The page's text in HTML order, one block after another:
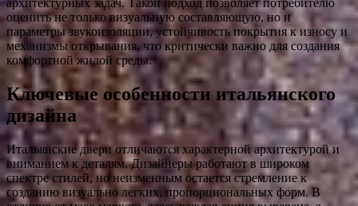
архитектурных задач. Такой подход позволяет потребителю
оценить не только визуальную составляющую, но и
параметры звукоизоляции, устойчивость покрытия к износу и
механизмы открывания, что критически важно для создания
комфортной жилой среды.
Ключевые особенности итальянского
дизайна
Итальянские двери отличаются характерной архитектурой и
вниманием к деталям. Дизайнеры работают в широком
спектре стилей, но неизменным остается стремление к
созданию визуально легких, пропорциональных форм. В